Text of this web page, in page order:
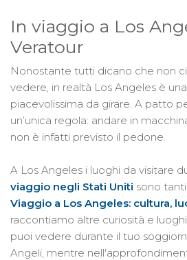
In viaggio a Los
Veratour
Nonostante tutti dicano che non
vedere, in realtà Los Angeles è
piacevolissima da girare. A patto
un’unica regola: andare in
non è infatti previsto il pedone.
A Los Angeles i luoghi da visitare
viaggio negli Stati Uniti sono
Viaggio a Los Angeles: cultura,
raccontiamo altre curiosità e
puoi vedere durante il tuo
Angeli, mentre